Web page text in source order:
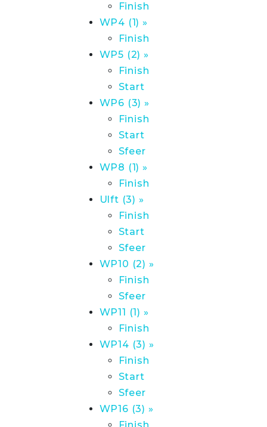
Finish
WP4 (1) »
Finish
WP5 (2) »
Finish
Start
WP6 (3) »
Finish
Start
Sfeer
WP8 (1) »
Finish
Ulft (3) »
Finish
Start
Sfeer
WP10 (2) »
Finish
Sfeer
WP11 (1) »
Finish
WP14 (3) »
Finish
Start
Sfeer
WP16 (3) »